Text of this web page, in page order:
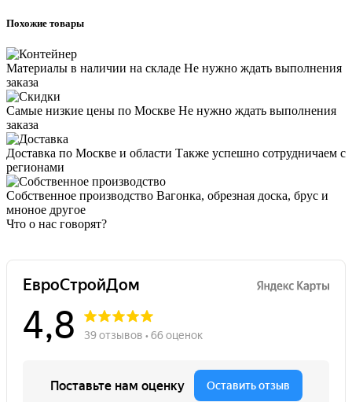
Похожие товары
Материалы в наличии на складе Не нужно ждать выполнения
заказа
Самые низкие цены по Москве Не нужно ждать выполнения
заказа
Доставка по Москве и области Также успешно сотрудничаем с
регионами
Собственное производство Вагонка, обрезная доска, брус и
мноное другое
Что о нас говорят?